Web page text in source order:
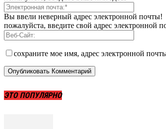
Вы ввели неверный адрес электронной почты!
пожалуйста, введите свой адрес электронной
сохраните мое имя, адрес электронной
ЭТО ПОПУЛЯРНО